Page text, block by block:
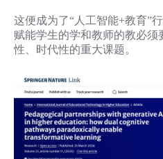
这便成为了“人工智能+教育”
赋能学生的学和教师的教必须
性、时代性的重大课题。